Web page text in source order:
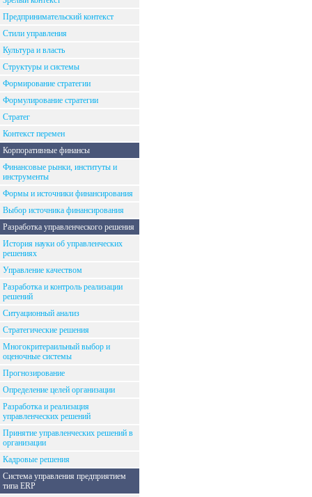
Предпринимательский контекст
Стили управления
Культура и власть
Структуры и системы
Формирование стратегии
Формулирование стратегии
Стратег
Контекст перемен
Корпоративные финансы
Финансовые рынки, институты и
инструменты
Формы и источники финансирования
Выбор источника финансирования
Разработка управленческого решения
История науки об управленческих
решениях
Управление качеством
Разработка и контроль реализации
решений
Ситуационный анализ
Стратегические решения
Многокритераильный выбор и
оценочные системы
Прогнозирование
Определение целей организации
Разработка и реализация
управленческих решений
Принятие управленческих решений в
организации
Кадровые решения
Система управления предприятием
типа ERP